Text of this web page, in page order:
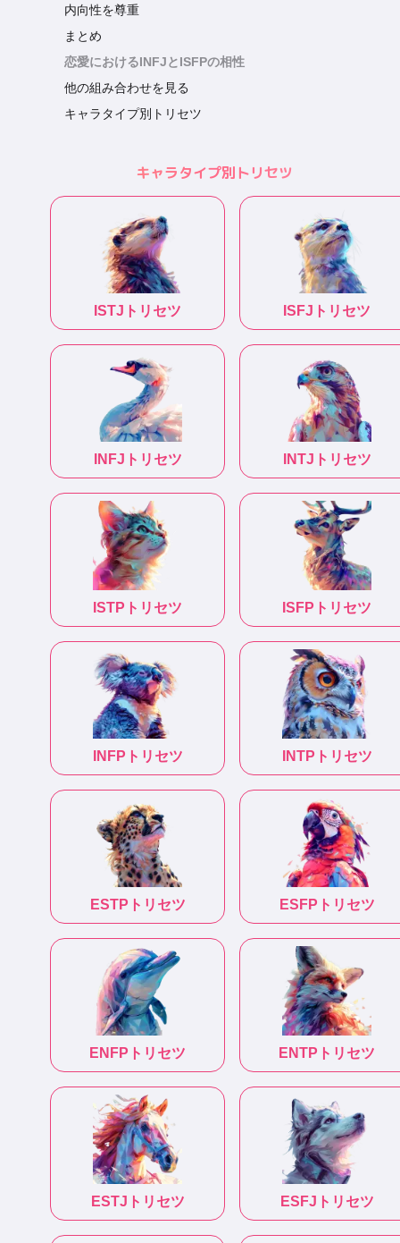
内向性を尊重
まとめ
恋愛におけるINFJとISFPの相性
他の組み合わせを見る
キャラタイプ別トリセツ
キャラタイプ別トリセツ
ISTJ トリセツ ISFJ トリセツ
INFJ トリセツ INTJ トリセツ
ISTP トリセツ ISFP トリセツ
INFP トリセツ INTP トリセツ
ESTP トリセツ ESFP トリセツ
ENFP トリセツ ENTP トリセツ
ESTJ トリセツ ESFJ トリセツ